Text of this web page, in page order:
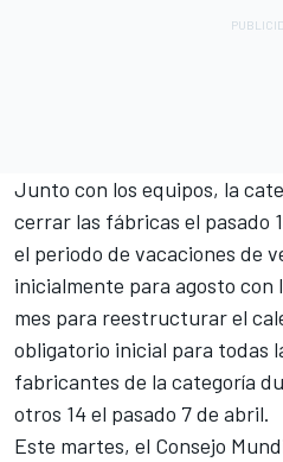
Junto con los equipos, la
cerrar las fábricas el pasado
el periodo de vacaciones de
inicialmente para agosto con
mes para reestructurar el
obligatorio inicial para todas
fabricantes de la categoría
otros 14 el pasado 7 de abril.
Este martes, el Consejo